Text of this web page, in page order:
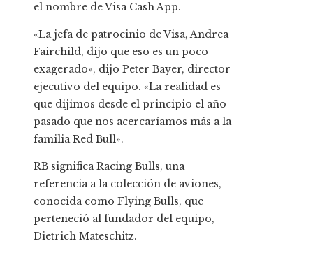
el nombre de Visa Cash App.
«La jefa de patrocinio de Visa, Andrea
Fairchild, dijo que eso es un poco
exagerado», dijo Peter Bayer, director
ejecutivo del equipo. «La realidad es
que dijimos desde el principio el año
pasado que nos acercaríamos más a la
familia Red Bull».
RB significa Racing Bulls, una
referencia a la colección de aviones,
conocida como Flying Bulls, que
perteneció al fundador del equipo,
Dietrich Mateschitz.